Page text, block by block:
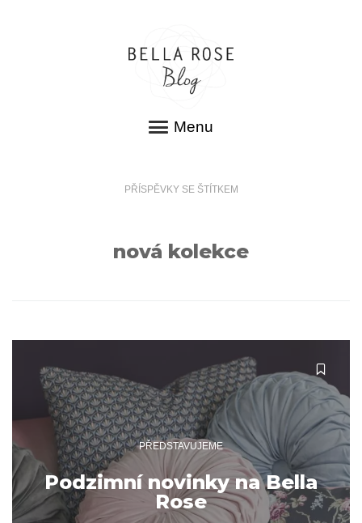
Menu
PŘÍSPĚVKY SE ŠTÍTKEM
nová kolekce
PŘEDSTAVUJEME
Podzimní novinky na Bella
Rose